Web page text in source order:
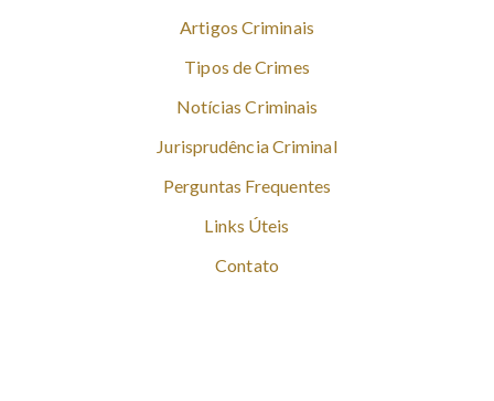
Artigos Criminais
Tipos de Crimes
Notícias Criminais
Jurisprudência Criminal
Perguntas Frequentes
Links Úteis
Contato